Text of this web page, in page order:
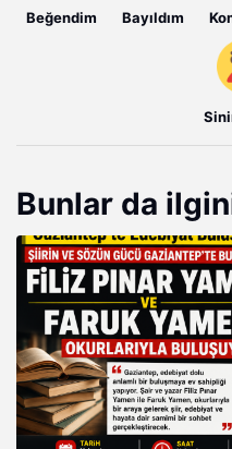
Beğendim Bayıldım
Bunlar da